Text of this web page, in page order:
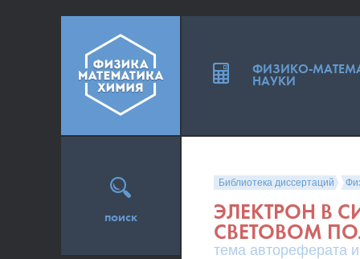
Библиотека диссертаций
ЭЛЕКТРОН В
СВЕТОВОМ
тема автореферата
поиск
ФИЗИКО-
НАУКИ